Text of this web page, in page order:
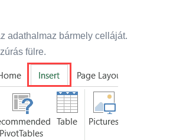
adathalmaz bármely celláját.
fülre.